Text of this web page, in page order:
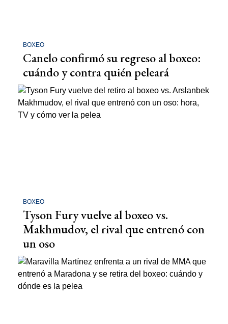
BOXEO
Canelo confirmó su regreso al boxeo:
cuándo y contra quién peleará
BOXEO
Tyson Fury vuelve al boxeo vs.
Makhmudov, el rival que entrenó con
un oso